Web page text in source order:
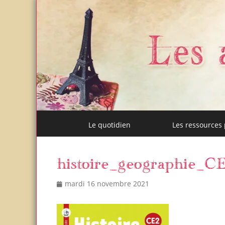
Les activités de
Un blog et plein d'idées !
principal
contenu
Le quotidien Les
Posted
mardi 16 novembre 2021